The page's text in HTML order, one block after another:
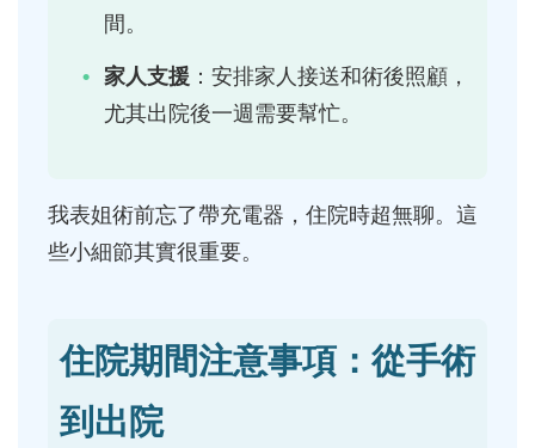
間。
家人支援 ：安排家人接送和術後照顧，
尤其出院後一週需要幫忙。
我表姐術前忘了帶充電器，住院時超無聊。這
些小細節其實很重要。
住院期間注意事項：從手術
到出院